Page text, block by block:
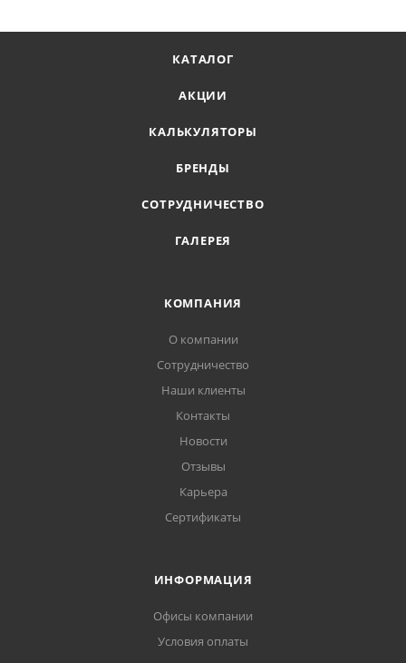
КАТАЛОГ
АКЦИИ
КАЛЬКУЛЯТОРЫ
БРЕНДЫ
СОТРУДНИЧЕСТВО
ГАЛЕРЕЯ
КОМПАНИЯ
О компании
Сотрудничество
Наши клиенты
Контакты
Новости
Отзывы
Карьера
Сертификаты
ИНФОРМАЦИЯ
Офисы компании
Условия оплаты